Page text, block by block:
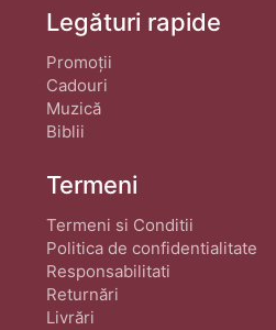
Legături rapide
Promoții
Cadouri
Muzică
Biblii
Termeni
Termeni si Conditii
Politica de confidentialitate
Responsabilitati
Returnări
Livrări